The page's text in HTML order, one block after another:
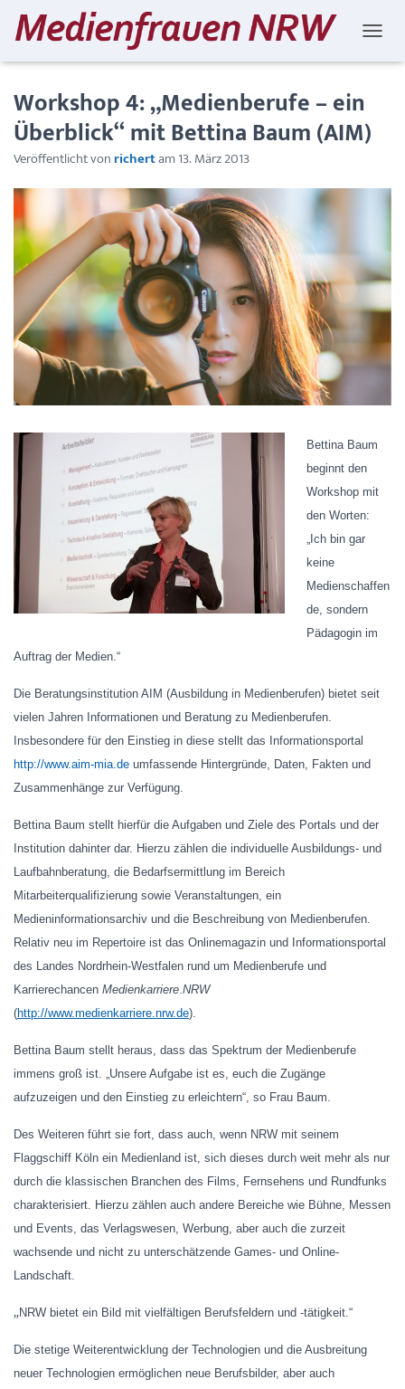
Workshop 4: „Medienberufe – ein
Überblick“ mit Bettina Baum (AIM)
Veröffentlicht von richertam 13. März 2013
Bettina Baum
beginnt den
Workshop mit
den Worten:
„Ich bin gar
keine
Medienschaffen
de, sondern
Pädagogin im
Auftrag der Medien.“
Die Beratungsinstitution AIM (Ausbildung in Medienberufen) bietet seit
vielen Jahren Informationen und Beratung zu Medienberufen.
Insbesondere für den Einstieg in diese stellt das Informationsportal
http://www.aim-mia.de umfassende Hintergründe, Daten, Fakten und
Zusammenhänge zur Verfügung.
Bettina Baum stellt hierfür die Aufgaben und Ziele des Portals und der
Institution dahinter dar. Hierzu zählen die individuelle Ausbildungs- und
Laufbahnberatung, die Bedarfsermittlung im Bereich
Mitarbeiterqualifizierung sowie Veranstaltungen, ein
Medieninformationsarchiv und die Beschreibung von Medienberufen.
Relativ neu im Repertoire ist das Onlinemagazin und Informationsportal
des Landes Nordrhein-Westfalen rund um Medienberufe und
Karrierechancen Medienkarriere.NRW
(http://www.medienkarriere.nrw.de).
Bettina Baum stellt heraus, dass das Spektrum der Medienberufe
immens groß ist. „Unsere Aufgabe ist es, euch die Zugänge
aufzuzeigen und den Einstieg zu erleichtern“, so Frau Baum.
Des Weiteren führt sie fort, dass auch, wenn NRW mit seinem
Flaggschiff Köln ein Medienland ist, sich dieses durch weit mehr als nur
durch die klassischen Branchen des Films, Fernsehens und Rundfunks
charakterisiert. Hierzu zählen auch andere Bereiche wie Bühne, Messen
und Events, das Verlagswesen, Werbung, aber auch die zurzeit
wachsende und nicht zu unterschätzende Games- und Online-
Landschaft.
„NRW bietet ein Bild mit vielfältigen Berufsfeldern und -tätigkeit.“
Die stetige Weiterentwicklung der Technologien und die Ausbreitung
neuer Technologien ermöglichen neue Berufsbilder, aber auch